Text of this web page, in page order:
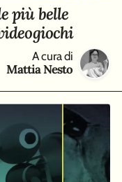
più belle
A cura di
Mattia Nesto